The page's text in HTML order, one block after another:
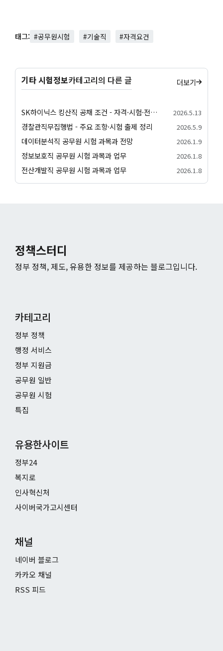
태그: #공무원시험 #기술직 #자격요건
기타 시험정보카테고리의 다른 글 더보기
SK하이닉스 킹산직 공채 조건 - 자격·시험·전형 안내 2026.5.13
경찰관직무집행법 - 주요 조항·시험 출제 정리 2026.5.9
데이터분석직 공무원 시험 과목과 전망 2026.1.9
정보보호직 공무원 시험 과목과 업무 2026.1.8
전산개발직 공무원 시험 과목과 업무 2026.1.8
정책스터디
정부 정책, 제도, 유용한 정보를 제공하는 블로그입니다.
카테고리
정부 정책
행정 서비스
정부 지원금
공무원 일반
공무원 시험
특집
유용한사이트
정부24
복지로
인사혁신처
사이버국가고시센터
채널
네이버 블로그
카카오 채널
RSS 피드